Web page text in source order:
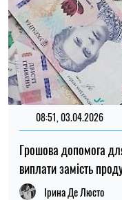
08:51, 03.04.2026
Грошова допомога
виплати замість
Ірина Де Люсто